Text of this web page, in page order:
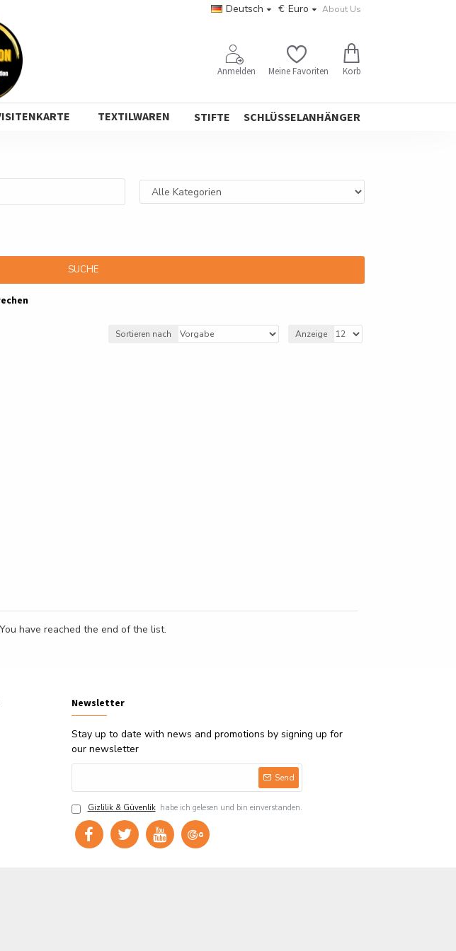
Deutsch € Euro About Us
Anmelden Meine Favoriten Korb
TEXTILWAREN STIFTE SCHLÜSSELANHÄNGER
SUCHE
Sortieren nach Anzeige
You have reached the end of the list.
Newsletter
Stay up to date with news and promotions by signing up for
our newsletter
Send
Gizlilik & Güvenlik habe ich gelesen und bin einverstanden.